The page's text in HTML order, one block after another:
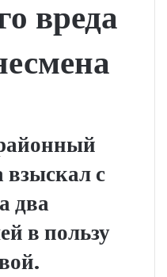
вреда
взыскал с
два
в пользу